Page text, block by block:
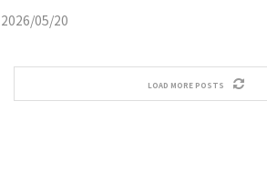
2026/05/20
LOAD MORE POSTS